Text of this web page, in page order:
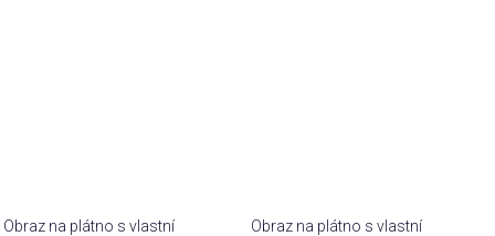
Obraz na plátno s vlastní
Obraz na plátno s vlastní